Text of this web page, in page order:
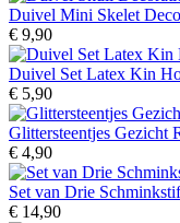
Duivel Mini Skelet
€ 9,90
Duivel Set Latex Kin
€ 5,90
Glittersteentjes Gezicht
€ 4,90
Set van Drie
€ 14,90